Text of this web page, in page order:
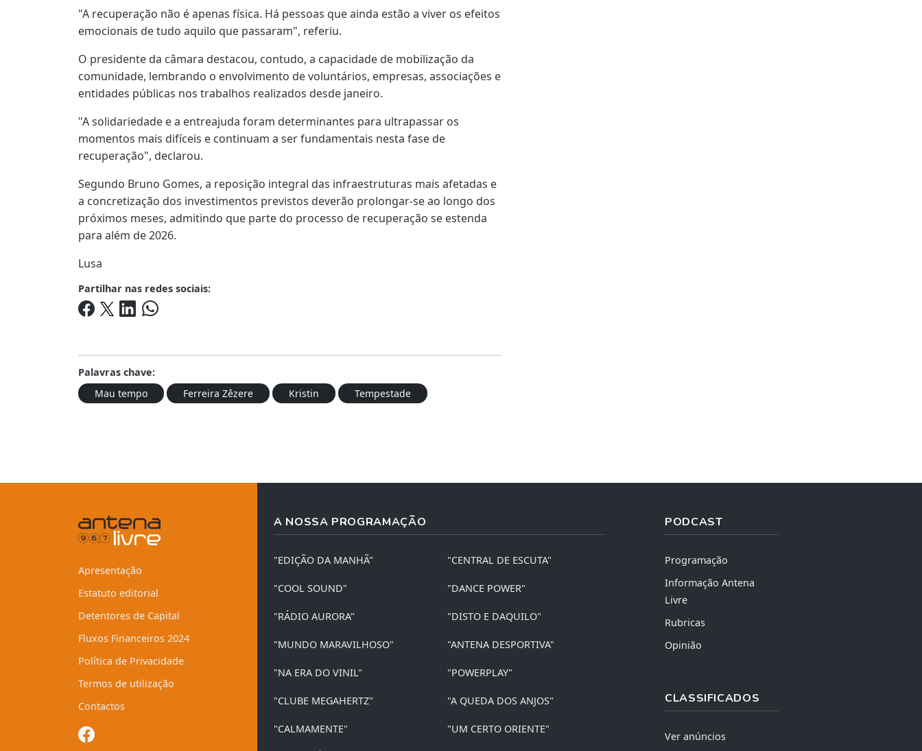
"A recuperação não é apenas física. Há pessoas que ainda estão a viver os efeitos
emocionais de tudo aquilo que passaram", referiu.
O presidente da câmara destacou, contudo, a capacidade de mobilização da
comunidade, lembrando o envolvimento de voluntários, empresas, associações e
entidades públicas nos trabalhos realizados desde janeiro.
"A solidariedade e a entreajuda foram determinantes para ultrapassar os
momentos mais difíceis e continuam a ser fundamentais nesta fase de
recuperação", declarou.
Segundo Bruno Gomes, a reposição integral das infraestruturas mais afetadas e
a concretização dos investimentos previstos deverão prolongar-se ao longo dos
próximos meses, admitindo que parte do processo de recuperação se estenda
para além de 2026.
Lusa
Partilhar nas redes sociais:
Palavras chave:
Mau tempo
Ferreira Zêzere Kristin Tempestade
Apresentação
Estatuto editorial
Detentores de Capital
Fluxos Financeiros 2024
Política de Privacidade
Termos de utilização
Contactos
A NOSSA PROGRAMAÇÃO
"EDIÇÃO DA MANHÃ" "CENTRAL DE ESCUTA"
"COOL SOUND" "DANCE POWER"
"RÁDIO AURORA" "DISTO E DAQUILO"
"MUNDO MARAVILHOSO" "ANTENA DESPORTIVA"
"NA ERA DO VINIL" "POWERPLAY"
"CLUBE MEGAHERTZ" "A QUEDA DOS ANJOS"
"CALMAMENTE" "UM CERTO ORIENTE"
PODCAST
Programação
Informação Antena
Livre
Rubricas
Opinião
CLASSIFICADOS
Ver anúncios